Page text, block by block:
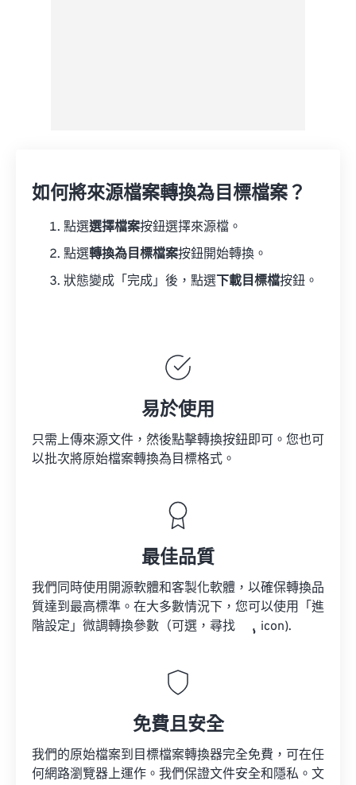
如何將來源檔案轉換為目標檔案？
點選選擇檔案按鈕選擇來源檔。
點選轉換為目標檔案按鈕開始轉換。
狀態變成「完成」後，點選 下載目標檔按鈕。
易於使用
只需上傳來源文件，然後點擊轉換按鈕即可。您也可
以批次將原始檔案轉換為目標格式。
最佳品質
我們同時使用開源軟體和客製化軟體，以確保轉換品
質達到最高標準。在大多數情況下，您可以使用「進
階設定」微調轉換參數（可選，尋找
icon).
免費且安全
我們的原始檔案到目標檔案轉換器完全免費，可在任
何網路瀏覽器上運作。我們保證文件安全和隱私。文